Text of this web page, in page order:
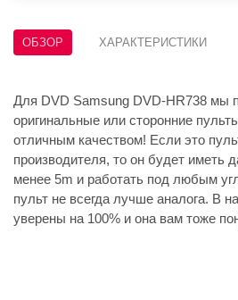
ОБЗОР ХАРАКТЕРИСТИКИ
Для DVD Samsung DVD-HR738 мы
оригинальные или сторонние
отличным качеством! Если это
производителя, то он будет иметь
менее 5m и работать под любым
пульт не всегда лучше аналога. В
уверены на 100% и она вам тоже